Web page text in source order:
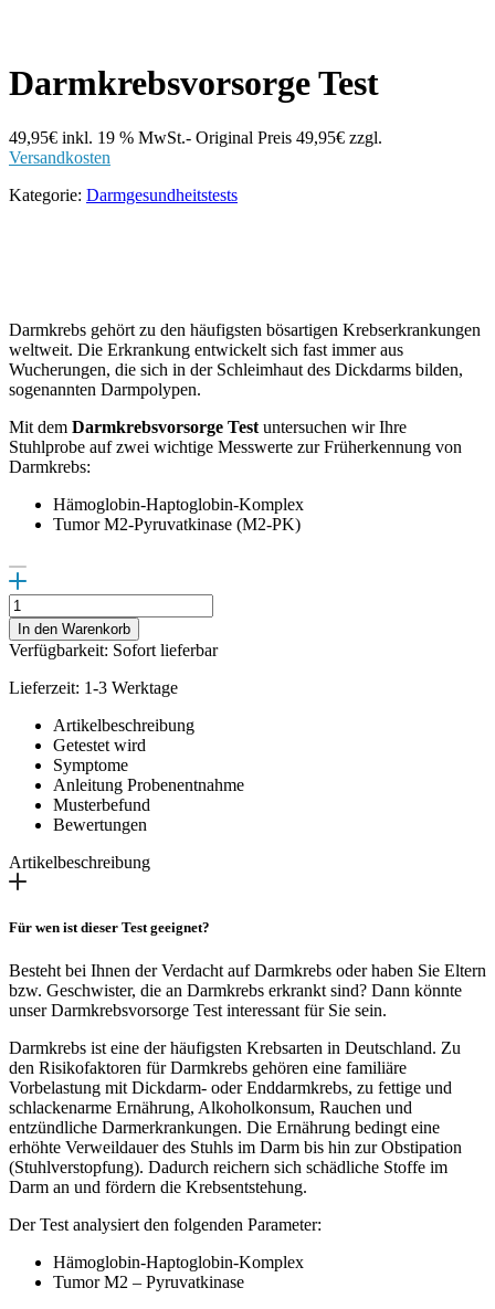
Darmkrebsvorsorge Test
49,95€ inkl. 19 % MwSt.- Original Preis 49,95€ zzgl.
Versandkosten
Kategorie: Darmgesundheitstests
Darmkrebs gehört zu den häufigsten bösartigen Krebserkrankungen
weltweit. Die Erkrankung entwickelt sich fast immer aus
Wucherungen, die sich in der Schleimhaut des Dickdarms bilden,
sogenannten Darmpolypen.
Mit dem Darmkrebsvorsorge Test untersuchen wir Ihre
Stuhlprobe auf zwei wichtige Messwerte zur Früherkennung von
Darmkrebs:
Hämoglobin-Haptoglobin-Komplex
Tumor M2-Pyruvatkinase (M2-PK)
Darmkrebsvorsorge
Test
Menge
In den Warenkorb
Verfügbarkeit: Sofort lieferbar
Lieferzeit: 1-3 Werktage
Artikelbeschreibung
Getestet wird
Symptome
Anleitung Probenentnahme
Musterbefund
Bewertungen
Artikelbeschreibung
Für wen ist dieser Test geeignet?
Besteht bei Ihnen der Verdacht auf Darmkrebs oder haben Sie Eltern
bzw. Geschwister, die an Darmkrebs erkrankt sind? Dann könnte
unser Darmkrebsvorsorge Test interessant für Sie sein.
Darmkrebs ist eine der häufigsten Krebsarten in Deutschland. Zu
den Risikofaktoren für Darmkrebs gehören eine familiäre
Vorbelastung mit Dickdarm- oder Enddarmkrebs, zu fettige und
schlackenarme Ernährung, Alkoholkonsum, Rauchen und
entzündliche Darmerkrankungen. Die Ernährung bedingt eine
erhöhte Verweildauer des Stuhls im Darm bis hin zur Obstipation
(Stuhlverstopfung). Dadurch reichern sich schädliche Stoffe im
Darm an und fördern die Krebsentstehung.
Der Test analysiert den folgenden Parameter:
Hämoglobin-Haptoglobin-Komplex
Tumor M2 – Pyruvatkinase